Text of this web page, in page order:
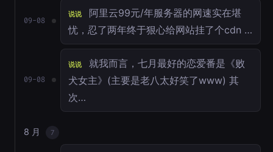
09-08
说说
阿里云99元/年服务器的网速实在堪
忧，忍了两年终于狠心给网站挂了个cdn …
09-08
说说
就我而言，七月最好的恋爱番是《败
犬女主》(主要是老八太好笑了www) 其
次…
8 月 7